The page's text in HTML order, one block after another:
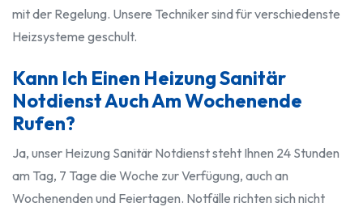
mit der Regelung. Unsere Techniker sind für verschiedenste
Heizsysteme geschult.
Kann Ich Einen Heizung Sanitär
Notdienst Auch Am Wochenende
Rufen?
Ja, unser Heizung Sanitär Notdienst steht Ihnen 24 Stunden
am Tag, 7 Tage die Woche zur Verfügung, auch an
Wochenenden und Feiertagen. Notfälle richten sich nicht